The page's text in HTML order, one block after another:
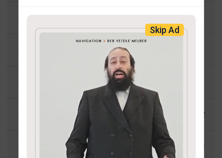
אקטועלע אנאליזן - אליעזר קרויס
תורה קאפ - אברהם יוסף גארדאן
צאתכם לשלמה - שלמה זייאנץ
שבת פעקל - וועלוול פעלדמאן
Skip Ad